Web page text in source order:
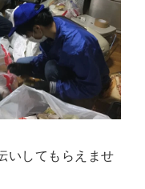
いしてもらえませ